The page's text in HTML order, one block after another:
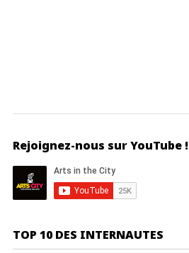
Rejoignez-nous sur YouTube !
TOP 10 DES INTERNAUTES